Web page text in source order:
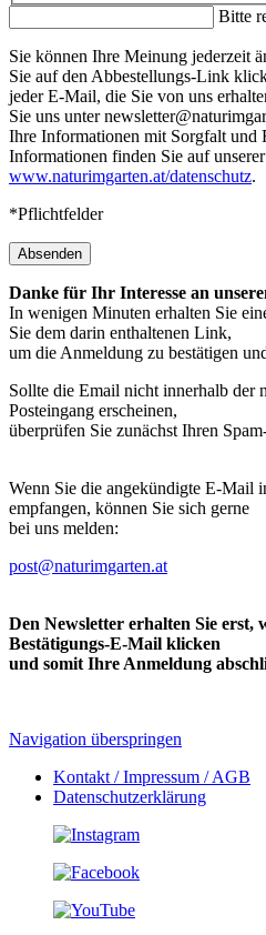
Bitte
Sie können Ihre Meinung jederzeit
Sie auf den Abbestellungs-Link
jeder E-Mail, die Sie von uns
Sie uns unter
Ihre Informationen mit Sorgfalt und
Informationen finden Sie auf
www.naturimgarten.at/datenschutz.
*Pflichtfelder
Absenden
Danke für Ihr Interesse an
In wenigen Minuten erhalten Sie
Sie dem darin enthaltenen Link,
um die Anmeldung zu bestätigen
Sollte die Email nicht innerhalb der
Posteingang erscheinen,
überprüfen Sie zunächst Ihren
Wenn Sie die angekündigte E-Mail
empfangen, können Sie sich gerne
bei uns melden:
post@naturimgarten.at
Den Newsletter erhalten Sie erst,
Bestätigungs-E-Mail klicken
und somit Ihre Anmeldung
Navigation überspringen
Kontakt / Impressum / AGB
Datenschutzerklärung